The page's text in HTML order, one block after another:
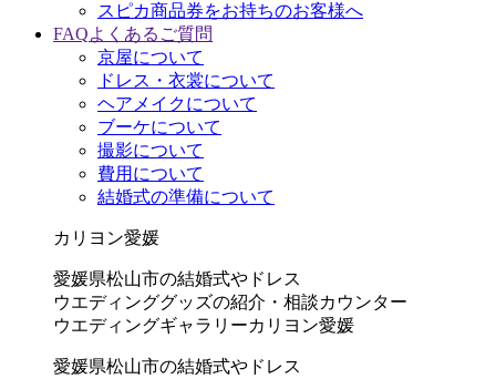
スピカ商品券をお持ちのお客様へ
FAQよくあるご質問
京屋について
ドレス・衣裳について
ヘアメイクについて
ブーケについて
撮影について
費用について
結婚式の準備について
カリヨン愛媛
愛媛県松山市の結婚式やドレス
ウエディンググッズの紹介・相談カウンター
ウエディングギャラリーカリヨン愛媛
愛媛県松山市の結婚式やドレス